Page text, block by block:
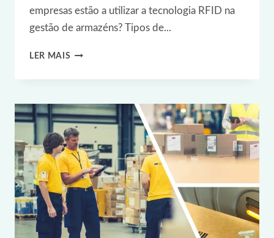
empresas estão a utilizar a tecnologia RFID na
gestão de armazéns? Tipos de...
LER MAIS AS
A
TECNOLOGIA
RFID
NA
GESTÃO
DE
ARMAZÉNS